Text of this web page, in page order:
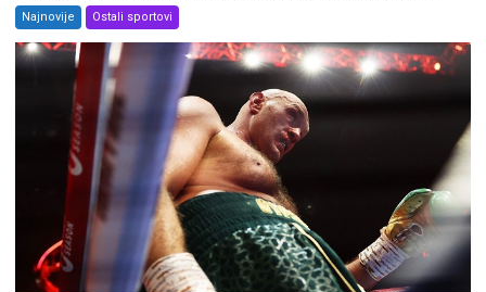
Najnovije Ostali sportovi